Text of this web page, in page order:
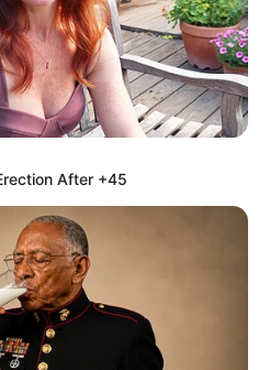
36-Hour Power, Zero
After +45